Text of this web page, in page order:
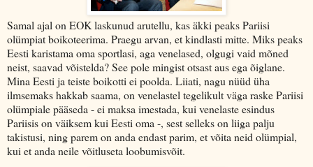
Samal ajal on EOK laskunud arutellu, kas äkki peaks Pariisi
olümpiat boikoteerima. Praegu arvan, et kindlasti mitte. Miks peaks
Eesti karistama oma sportlasi, aga venelased, olgugi vaid mõned
neist, saavad võistelda? See pole mingist otsast aus ega õiglane.
Mina Eesti ja teiste boikotti ei poolda. Liiati, nagu nüüd üha
ilmsemaks hakkab saama, on venelastel tegelikult väga raske Pariisi
olümpiale pääseda - ei maksa imestada, kui venelaste esindus
Pariisis on väiksem kui Eesti oma -, sest selleks on liiga palju
takistusi, ning parem on anda endast parim, et võita neid olümpial,
kui et anda neile võitluseta loobumisvõit.